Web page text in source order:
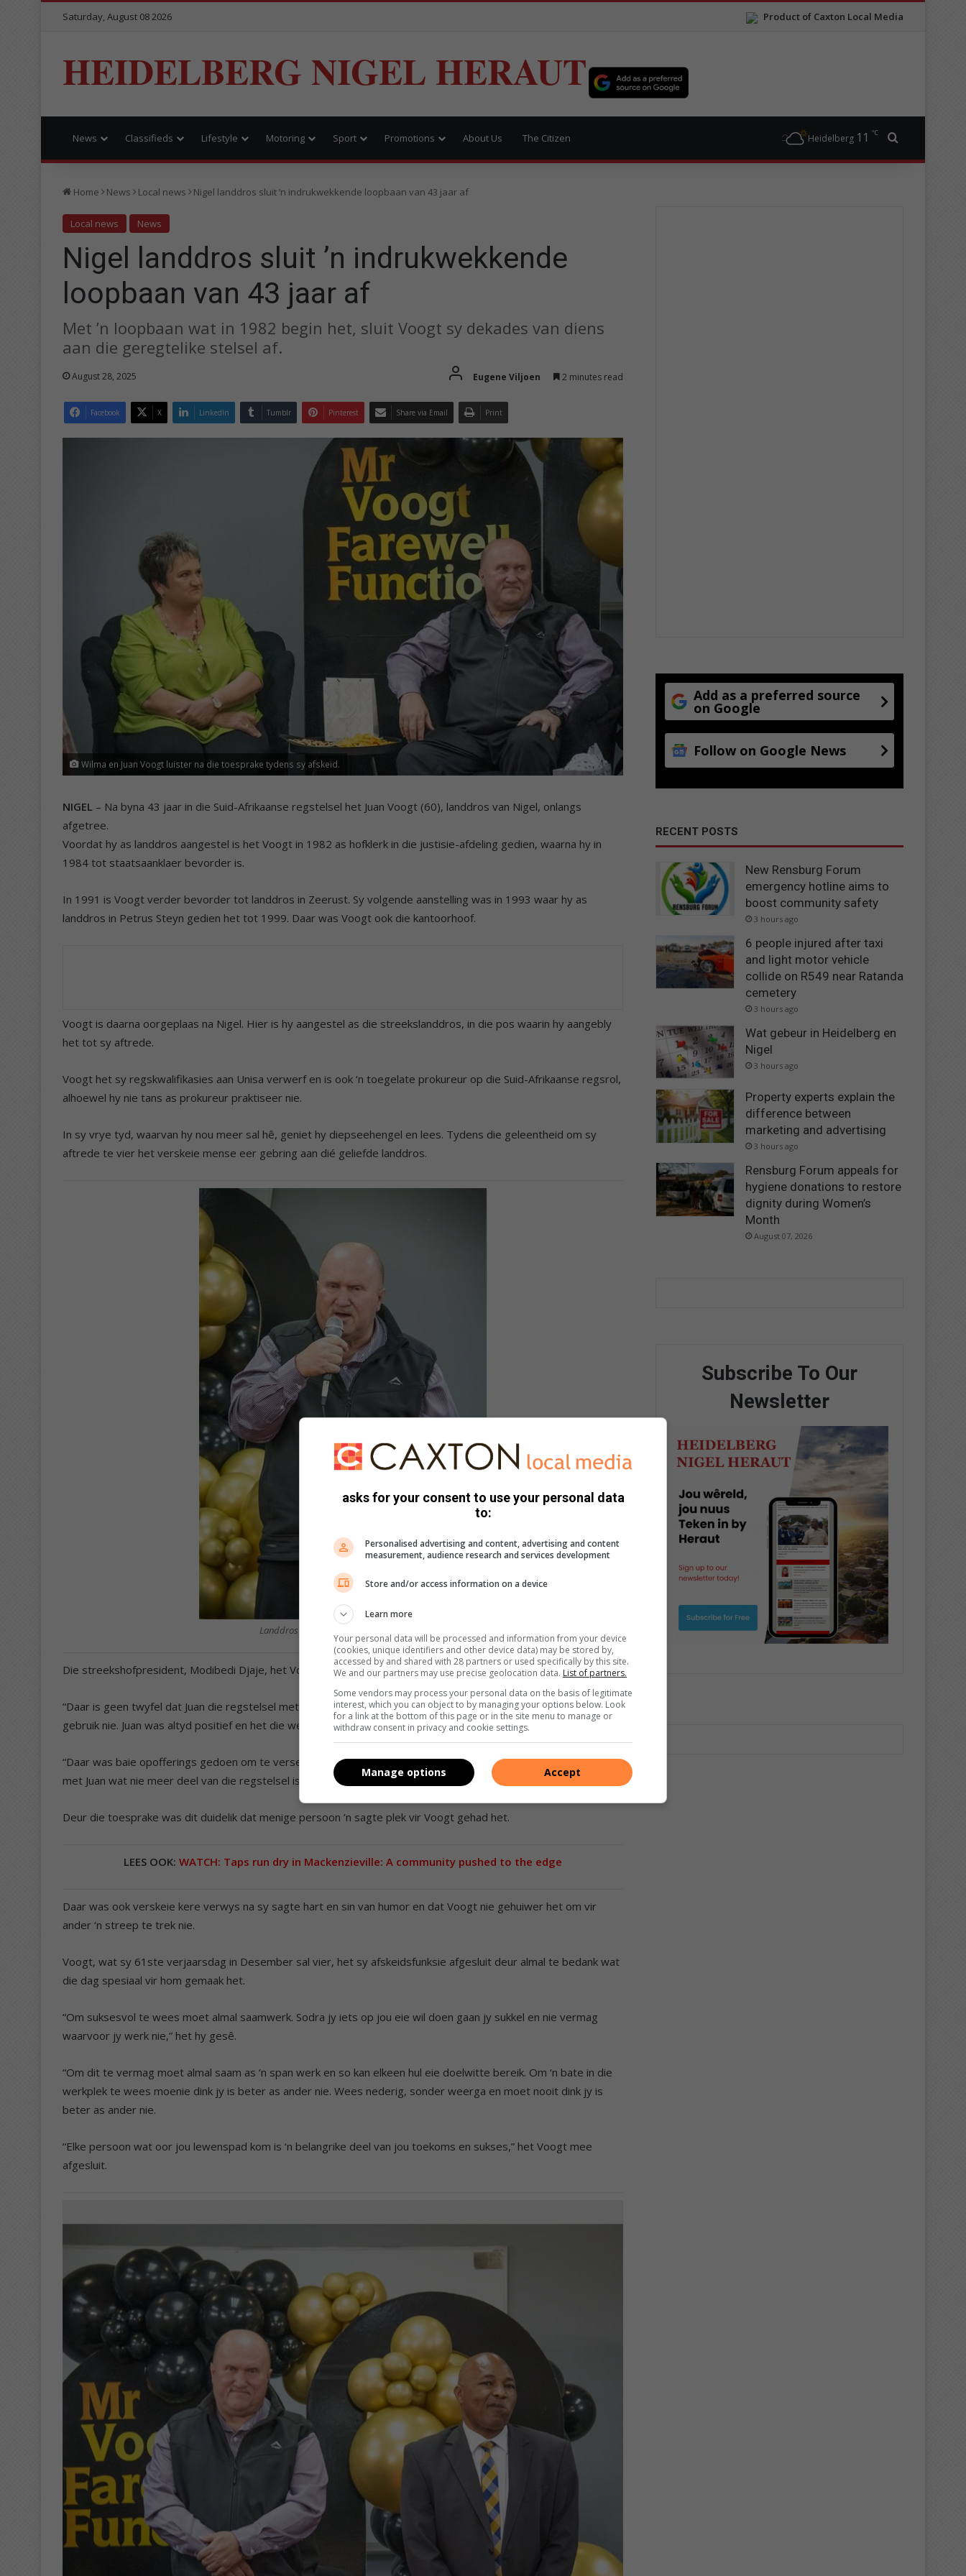
Product of Caxton Local Media
Saturday, August 08 2026
HEIDELBERG NIGEL HERAUT
News Classifieds Lifestyle Motoring Sport Promotions About Us The Citizen Heidelberg 11 ℃
Home News Local news Nigel landdros sluit ’n indrukwekkende loopbaan van 43 jaar af
Local news News
Nigel landdros sluit ’n indrukwekkende
loopbaan van 43 jaar af
Met ’n loopbaan wat in 1982 begin het, sluit Voogt sy dekades van diens
aan die geregtelike stelsel af.
August 28, 2025 Eugene Viljoen 2 minutes read
Facebook X LinkedIn Tumblr Pinterest Share via Email Print
Wilma en Juan Voogt luister na die toesprake tydens sy afskeid.
NIGEL – Na byna 43 jaar in die Suid-Afrikaanse regstelsel het Juan Voogt (60), landdros van Nigel, onlangs
afgetree.
Voordat hy as landdros aangestel is het Voogt in 1982 as hofklerk in die justisie-afdeling gedien, waarna hy in
1984 tot staatsaanklaer bevorder is.
In 1991 is Voogt verder bevorder tot landdros in Zeerust. Sy volgende aanstelling was in 1993 waar hy as
landdros in Petrus Steyn gedien het tot 1999. Daar was Voogt ook die kantoorhoof.
Voogt is daarna oorgeplaas na Nigel. Hier is hy aangestel as die streekslanddros, in die pos waarin hy aangebly
het tot sy aftrede.
Voogt het sy regskwalifikasies aan Unisa verwerf en is ook ‘n toegelate prokureur op die Suid-Afrikaanse regsrol,
alhoewel hy nie tans as prokureur praktiseer nie.
In sy vrye tyd, waarvan hy nou meer sal hê, geniet hy diepseehengel en lees. Tydens die geleentheid om sy
aftrede te vier het verskeie mense eer gebring aan dié geliefde landdros.
Landdros Juan Voogt tydens sy toespraak.
Die streekshofpresident, Modibedi Djaje, het Voogt geloof vir sy diens in Suid-Afrikaanse regstelsel.
“Daar is geen twyfel dat Juan die regstelsel met onderskeiding gedien het nie. Hy het nooit gekla of verskonings
gebruik nie. Juan was altyd positief en het die werk altyd eerste gestel,” het Djaje gesê.
“Daar was baie opofferings gedoen om te verseker dat die reg altyd sy gang gaan. Ons gaan soveel armer wees
met Juan wat nie meer deel van die regstelsel is nie,” het Djaje bygevoeg.
Deur die toesprake was dit duidelik dat menige persoon ’n sagte plek vir Voogt gehad het.
LEES OOK: WATCH: Taps run dry in Mackenzieville: A community pushed to the edge
Daar was ook verskeie kere verwys na sy sagte hart en sin van humor en dat Voogt nie gehuiwer het om vir
ander ‘n streep te trek nie.
Voogt, wat sy 61ste verjaarsdag in Desember sal vier, het sy afskeidsfunksie afgesluit deur almal te bedank wat
die dag spesiaal vir hom gemaak het.
“Om suksesvol te wees moet almal saamwerk. Sodra jy iets op jou eie wil doen gaan jy sukkel en nie vermag
waarvoor jy werk nie,” het hy gesê.
“Om dit te vermag moet almal saam as ‘n span werk en so kan elkeen hul eie doelwitte bereik. Om ‘n bate in die
werkplek te wees moenie dink jy is beter as ander nie. Wees nederig, sonder weerga en moet nooit dink jy is
beter as ander nie.
“Elke persoon wat oor jou lewenspad kom is ‘n belangrike deel van jou toekoms en sukses,” het Voogt mee
afgesluit.
Add as a preferred source
on Google
Follow on Google News
RECENT POSTS
New Rensburg Forum
emergency hotline aims to
boost community safety
3 hours ago
6 people injured after taxi
and light motor vehicle
collide on R549 near Ratanda
cemetery
3 hours ago
Wat gebeur in Heidelberg en
Nigel
3 hours ago
Property experts explain the
difference between
marketing and advertising
3 hours ago
Rensburg Forum appeals for
hygiene donations to restore
dignity during Women’s
Month
August 07, 2026
Subscribe To Our
Newsletter
asks for your consent to use your personal data
to:
Personalised advertising and content, advertising and content
measurement, audience research and services development
Store and/or access information on a device
Learn more
Your personal data will be processed and information from your device
(cookies, unique identifiers and other device data) may be stored by,
accessed by and shared with 28 partners or used specifically by this site.
We and our partners may use precise geolocation data. List of partners.
Some vendors may process your personal data on the basis of legitimate
interest, which you can object to by managing your options below. Look
for a link at the bottom of this page or in the site menu to manage or
withdraw consent in privacy and cookie settings.
Accept
Manage options